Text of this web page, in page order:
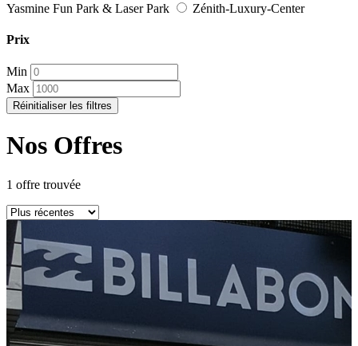
Yasmine Fun Park & Laser Park
Zénith-Luxury-Center
Prix
Min
Max
Réinitialiser les filtres
Nos Offres
1 offre trouvée